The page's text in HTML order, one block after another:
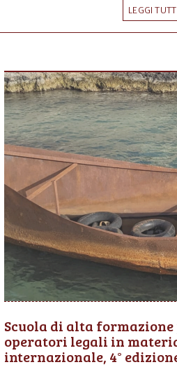
LEGGI
Scuola di alta
operatori legali in
internazionale, 4°